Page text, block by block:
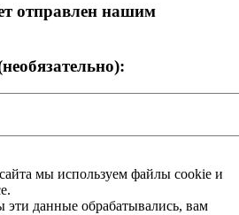
отправлен нашим
мы используем файлы cookie и
эти данные обрабатывались, вам